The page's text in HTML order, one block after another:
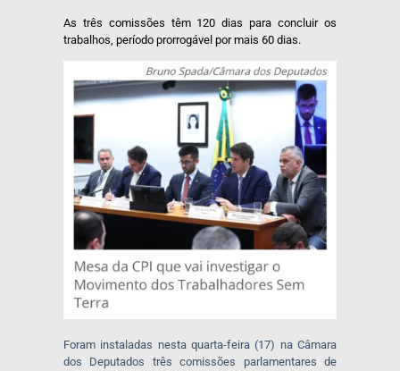
As três comissões têm 120 dias para concluir os
trabalhos, período prorrogável por mais 60 dias.
Foram instaladas nesta quarta-feira (17) na Câmara
dos Deputados três comissões parlamentares de